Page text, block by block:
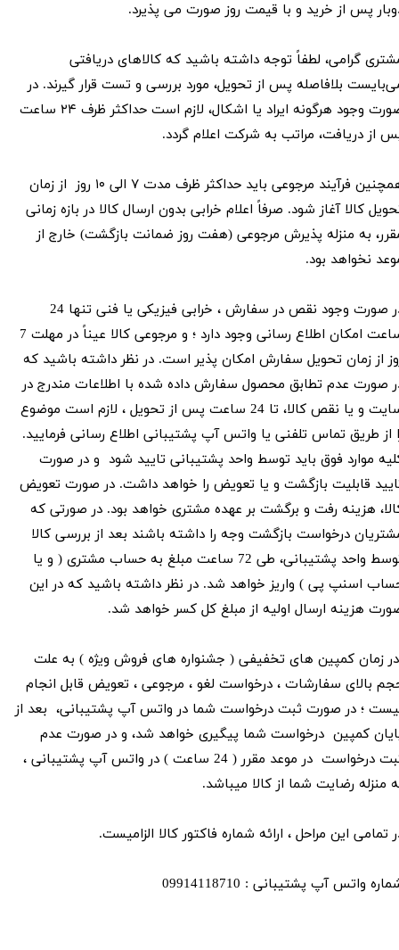
پس از خرید و با قیمت روز صورت می پذیرد.
گرامی، لطفاً توجه داشته باشید که کالاهای دریافتی
بلافاصله پس از تحویل، مورد بررسی و تست قرار گیرند. در
صورت وجود هرگونه ایراد یا اشکال، لازم است حداکثر ظرف ۲۴ ساعت
از دریافت، مراتب به شرکت اعلام گردد.
همچنین فرآیند مرجوعی باید حداکثر ظرف مدت ۷ الی ۱۰ روز از زمان
کالا آغاز شود. صرفاً اعلام خرابی بدون ارسال کالا در بازه زمانی
به منزله پذیرش مرجوعی (هفت روز ضمانت بازگشت‌) خارج از
نخواهد بود.
در صورت وجود نقص در سفارش ، خرابی فیزیکی یا فنی تنها 24
ساعت امکان اطلاع رسانی وجود دارد ؛ و مرجوعی کالا عیناً در مهلت 7
از زمان تحویل سفارش امکان پذیر است. در نظر داشته باشید که
صورت عدم تطابق محصول سفارش داده شده با اطلاعات مندرج در
سایت و یا نقص کالا، تا 24 ساعت پس از تحویل ، لازم است موضوع
از طریق تماس تلفنی یا واتس آپ پشتیبانی اطلاع رسانی فرمایید.
موارد فوق باید توسط واحد پشتیبانی تایید شود و در صورت
قابلیت بازگشت و یا تعویض را خواهد داشت. در صورت تعویض
هزینه رفت و برگشت بر عهده مشتری خواهد بود. در صورتی که
درخواست بازگشت وجه را داشته باشند بعد از بررسی کالا
توسط واحد پشتیبانی، طی 72 ساعت مبلغ به حساب مشتری ( و یا
اسنپ پی ) واریز خواهد شد. در نظر داشته باشید که در این
هزینه ارسال اولیه از مبلغ کل کسر خواهد شد.
زمان کمپین های تخفیفی ( جشنواره های فروش ویژه ) به علت
بالای سفارشات ، درخواست لغو ، مرجوعی ، تعویض قابل انجام
؛ در صورت ثبت درخواست شما در واتس آپ پشتیبانی، بعد از
کمپین درخواست شما پیگیری خواهد شد، و در صورت عدم
ثبت درخواست در موعد مقرر ( 24 ساعت ) در واتس آپ پشتیبانی ،
منزله رضایت شما از کالا میباشد.
تمامی این مراحل ، ارائه شماره فاکتور کالا الزامیست.
واتس آپ پشتیبانی : 09914118710